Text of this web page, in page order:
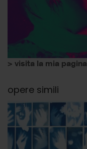
> visita la mia pagina
opere simili